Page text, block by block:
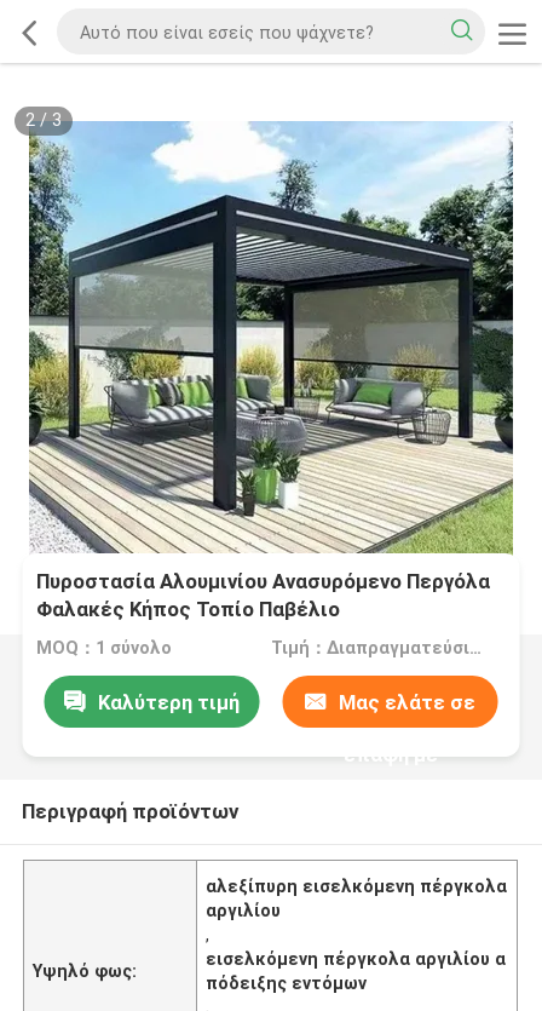
2/3
Πυροστασία Αλουμινίου Ανασυρόμενο Περγόλα
Φαλακές Κήπος Τοπίο Παβέλιο
MOQ：1 σύνολο Τιμή：Διαπραγματεύσιμα
Καλύτερη τιμή Μας ελάτε σε
επαφή με
Περιγραφή προϊόντων
Υψηλό φως:
αλεξίπυρη εισελκόμενη πέργκολα
αργιλίου
,
εισελκόμενη πέργκολα αργιλίου α
πόδειξης εντόμων
,